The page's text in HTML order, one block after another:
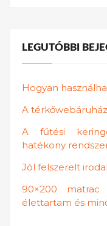
LEGUTÓBBI
Hogyan
A
A fűtési
hatékony
Jól felszerelt
90×200
élettartam és